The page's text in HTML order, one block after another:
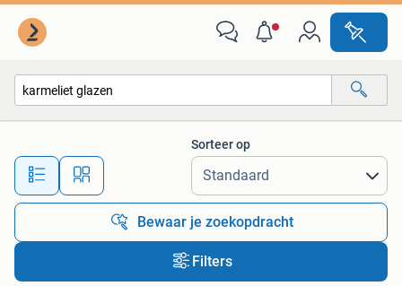
Alle afstanden…
Sorteer op
Bewaar je zoekopdracht
Filters